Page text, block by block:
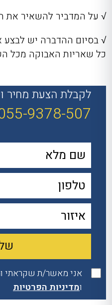
√ על המדביר להשאיר את
√ בסיום ההדברה יש לבצע
כל שאריות האבוקה מכל
לקבלת הצעת מחיר
9378-507
אני מאשר/ת שקראתי
ומדיניות הפרטיות